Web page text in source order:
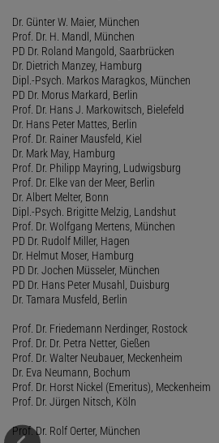
Dr. Günter W. Maier, München
Prof. Dr. H. Mandl, München
PD Dr. Roland Mangold, Saarbrücken
Dr. Dietrich Manzey, Hamburg
Dipl.-Psych. Markos Maragkos, München
PD Dr. Morus Markard, Berlin
Prof. Dr. Hans J. Markowitsch, Bielefeld
Dr. Hans Peter Mattes, Berlin
Prof. Dr. Rainer Mausfeld, Kiel
Dr. Mark May, Hamburg
Prof. Dr. Philipp Mayring, Ludwigsburg
Prof. Dr. Elke van der Meer, Berlin
Dr. Albert Melter, Bonn
Dipl.-Psych. Brigitte Melzig, Landshut
Prof. Dr. Wolfgang Mertens, München
PD Dr. Rudolf Miller, Hagen
Dr. Helmut Moser, Hamburg
PD Dr. Jochen Müsseler, München
PD Dr. Hans Peter Musahl, Duisburg
Dr. Tamara Musfeld, Berlin
Prof. Dr. Friedemann Nerdinger, Rostock
Prof. Dr. Dr. Petra Netter, Gießen
Prof. Dr. Walter Neubauer, Meckenheim
Dr. Eva Neumann, Bochum
Prof. Dr. Horst Nickel (Emeritus), Meckenheim
Prof. Dr. Jürgen Nitsch, Köln
Prof. Dr. Rolf Oerter, München